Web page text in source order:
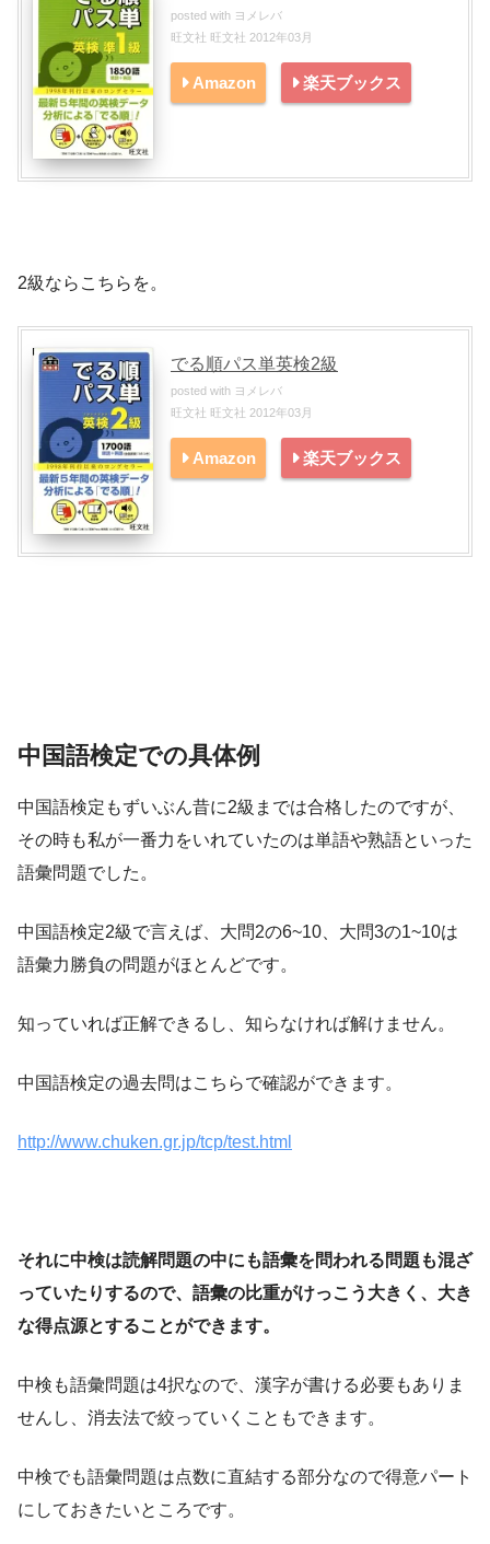
posted with ヨメレバ
旺文社 旺文社 2012年03月
Amazon 楽天ブックス
2級ならこちらを。
でる順パス単英検2級
posted with ヨメレバ
旺文社 旺文社 2012年03月
Amazon 楽天ブックス
中国語検定での具体例
中国語検定もずいぶん昔に2級までは合格したのですが、
その時も私が一番力をいれていたのは単語や熟語といった
語彙問題でした。
中国語検定2級で言えば、大問2の6~10、大問3の1~10は
語彙力勝負の問題がほとんどです。
知っていれば正解できるし、知らなければ解けません。
中国語検定の過去問はこちらで確認ができます。
http://www.chuken.gr.jp/tcp/test.html
それに中検は読解問題の中にも語彙を問われる問題も混ざ
っていたりするので、語彙の比重がけっこう大きく、大き
な得点源とすることができます。
中検も語彙問題は4択なので、漢字が書ける必要もありま
せんし、消去法で絞っていくこともできます。
中検でも語彙問題は点数に直結する部分なので得意パート
にしておきたいところです。